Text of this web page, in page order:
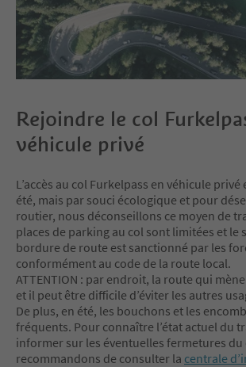
Rejoindre le col
véhicule privé
L’accès au col Furkelpass en véhicule
été, mais par souci écologique et pour
routier, nous déconseillons ce moyen de
places de parking au col sont limitées et le
bordure de route est sanctionné par les
conformément au code de la route local.
ATTENTION : par endroit, la route qui
et il peut être difficile d’éviter les autres
De plus, en été, les bouchons et les
fréquents. Pour connaître l’état actuel du
informer sur les éventuelles fermetures du
recommandons de consulter la centrale